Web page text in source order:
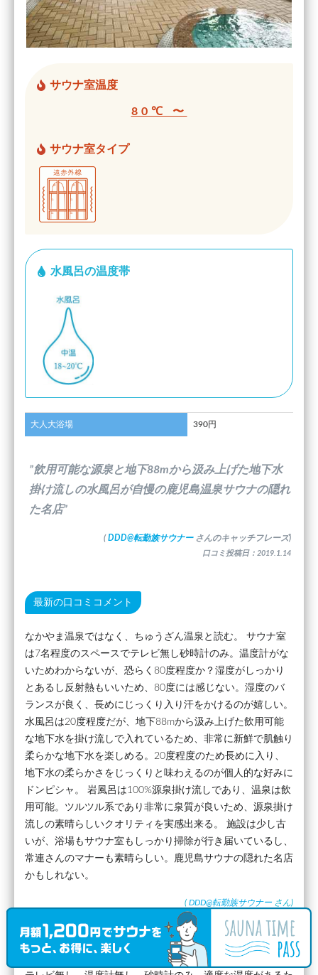
サウナ室温度
80℃ 〜
サウナ室タイプ
水風呂の温度帯
大人大浴場 390円
”飲用可能な源泉と地下88mから汲み上げた地下水
掛け流しの水風呂が自慢の鹿児島温泉サウナの隠れ
た名店”
( DDD@転勤族サウナー さんのキャッチフレーズ)
口コミ投稿日：2019.1.14
最新の口コミコメント
なかやま温泉ではなく、ちゅうざん温泉と読む。 サウナ室
は7名程度のスペースでテレビ無し砂時計のみ。温度計がな
いためわからないが、恐らく80度程度か？湿度がしっかり
とあるし反射熱もいいため、80度には感じない。湿度のバ
ランスが良く、長めにじっくり入り汗をかけるのが嬉しい。
水風呂は20度程度だが、地下88mから汲み上げた飲用可能
な地下水を掛け流しで入れているため、非常に新鮮で肌触り
柔らかな地下水を楽しめる。20度程度のため長めに入り、
地下水の柔らかさをじっくりと味わえるのが個人的な好みに
ドンピシャ。 岩風呂は100%源泉掛け流しであり、温泉は飲
用可能。ツルツル系であり非常に泉質が良いため、源泉掛け
流しの素晴らしいクオリティを実感出来る。 施設は少し古
いが、浴場もサウナ室もしっかり掃除が行き届いているし、
常連さんのマナーも素晴らしい。鹿児島サウナの隠れた名店
かもしれない。
( DDD@転勤族サウナー さん)
最新のサウナ室の口コミ